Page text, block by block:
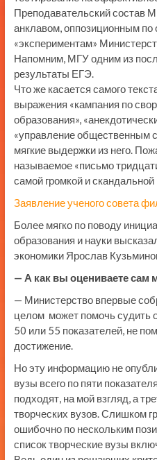
Преподавательский состав
анклавом, оппозиционным по
«экспериментам»
Напомним, МГУ одним из
результаты ЕГЭ.
Что же касается самого
выражения «кампания по
образования»,
«управление общественным
мягкие выдержки из него.
называемое «письмо
самой громкой и
Заявление ученого совета
Более мягко по поводу
образования и науки
экономики Ярослав
— А как вы оцениваете сам
— Министерство впервые
целом может помочь судить
50 или 55 показателей, не
достижение.
Но эту информацию не
вузы всего по пяти
подходят, на мой взгляд, а
творческих вузов. Слишком
ошибочно по нескольким
список творческие вузы